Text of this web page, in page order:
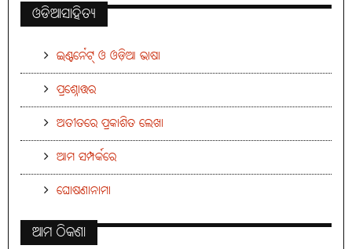
ଓଡିଆସାହିତ୍ୟ
ଇଣ୍ଟର୍ନେଟ୍ ଓ ଓଡ଼ିଆ ଭାଷା
ପ୍ରଶ୍ନୋତ୍ତର
ଅତୀତରେ ପ୍ରକାଶିତ ଲେଖା
ଆମ ସମ୍ପର୍କରେ
ଘୋଷଣାନାମା
ଆମ ଠିକଣା